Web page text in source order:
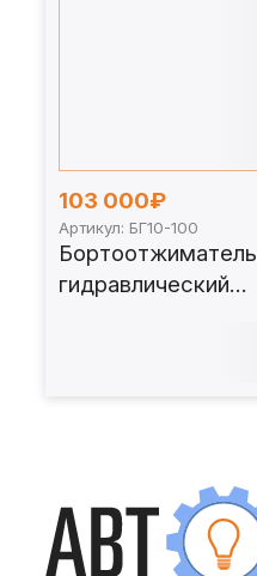
103 000₽
Артикул: БГ10-100
Бортоотжиматель
гидравлический